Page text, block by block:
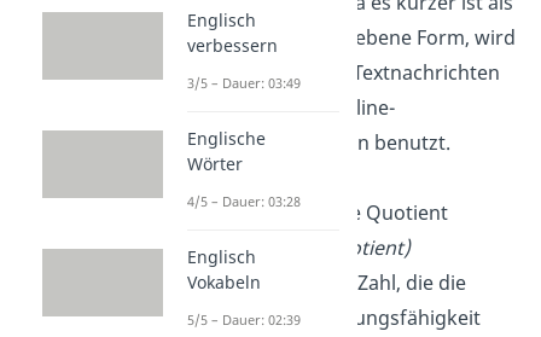
die ausgeschriebene Form, wird
es häufiger in Textnachrichten
und für die Online-
Kommunikation benutzt.
IQ:Intelligence Quotient
(Intelligenzquotient)
Der IQ ist eine Zahl, die die
kognitive Leistungsfähigkeit
Englisch
verbessern
3/5 – Dauer: 03:49
Englische
Wörter
4/5 – Dauer: 03:28
Englisch
Vokabeln
5/5 – Dauer: 02:39